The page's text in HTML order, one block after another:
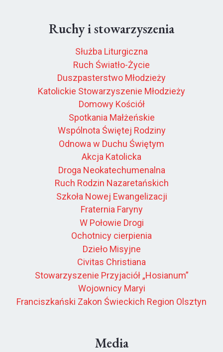
Ruchy i stowarzyszenia
Służba Liturgiczna
Ruch Światło-Życie
Duszpasterstwo Młodzieży
Katolickie Stowarzyszenie Młodzieży
Domowy Kościół
Spotkania Małżeńskie
Wspólnota Świętej Rodziny
Odnowa w Duchu Świętym
Akcja Katolicka
Droga Neokatechumenalna
Ruch Rodzin Nazaretańskich
Szkoła Nowej Ewangelizacji
Fraternia Faryny
W Połowie Drogi
Ochotnicy cierpienia
Dzieło Misyjne
Civitas Christiana
Stowarzyszenie Przyjaciół „Hosianum”
Wojownicy Maryi
Franciszkański Zakon Świeckich Region Olsztyn
Media